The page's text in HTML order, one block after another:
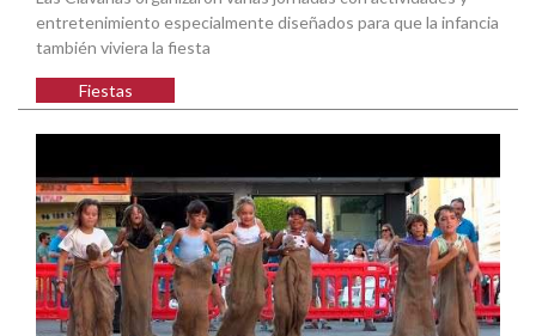
entretenimiento especialmente diseñados para que la infancia
también viviera la fiesta
Fiestas